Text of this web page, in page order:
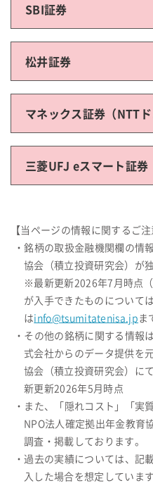
SBI証券
松井証券
マネックス証券（NTTド
三菱UFJ eスマート証券
【当ページの情報に関するご注
・銘柄の取扱金融機関欄の情
協会（積立投資研究会）が
※最新更新2026年7月時点
が入手できたものについて
はinfo@tsumitatenisa.jp ま
・その他の銘柄に関する情報
式会社からのデータ提供を
協会（積立投資研究会）に
新更新2026年5月時点
・また、「隠れコスト」「実
NPO法人確定拠出年金教育
調査・掲載しております。
・過去の実績については、記
入した場合を想定していま